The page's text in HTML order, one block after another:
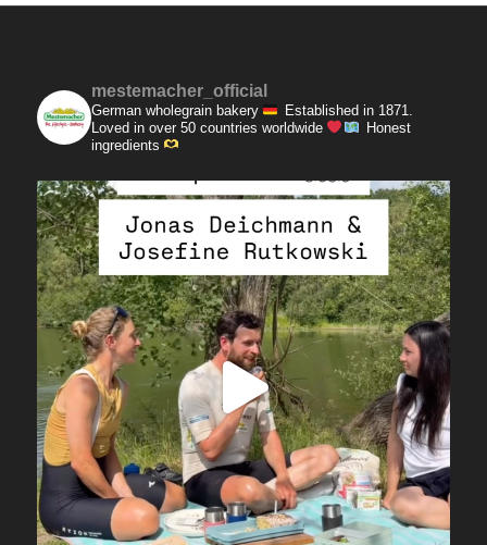
mestemacher_official
German wholegrain bakery
Established in 1871.
Loved in over 50 countries worldwide
Honest
ingredients